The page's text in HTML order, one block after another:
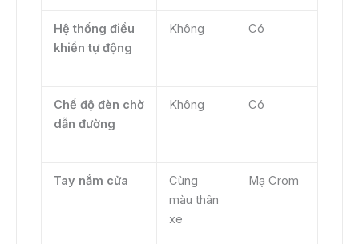
Hệ thống điều
khiển tự động
Không Có
Chế độ đèn chờ
dẫn đường
Không Có
Tay nắm cửa
Cùng
màu thân
xe
Mạ Crom